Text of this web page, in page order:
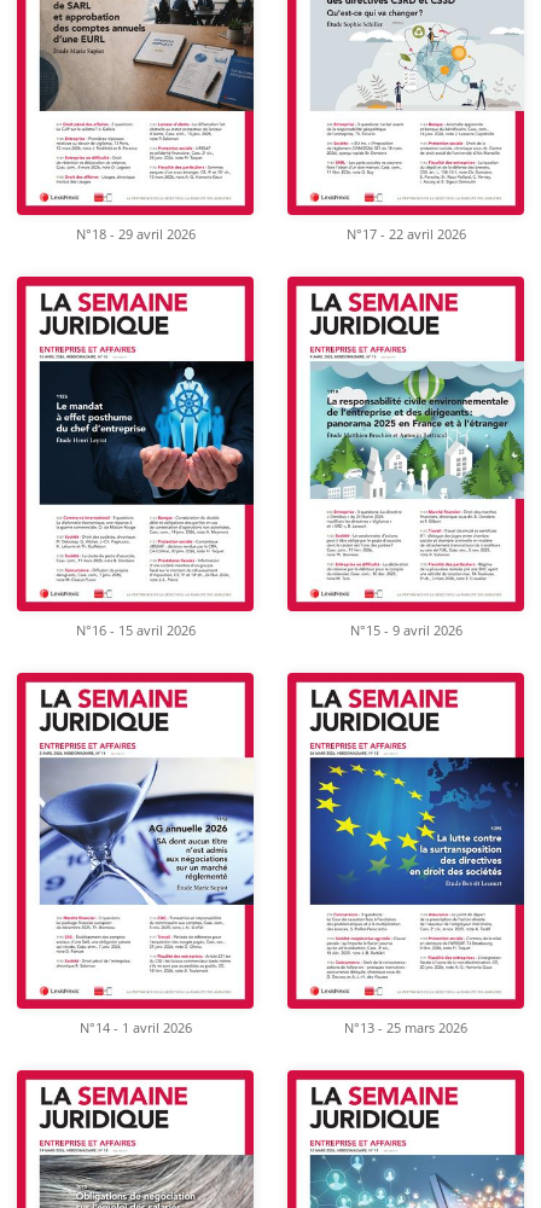
N°18 - 29 avril 2026 N°17 - 22 avril 2026
N°16 - 15 avril 2026 N°15 - 9 avril 2026
N°14 - 1 avril 2026 N°13 - 25 mars 2026